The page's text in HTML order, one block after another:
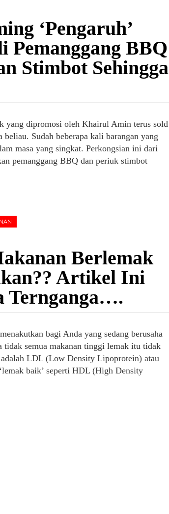
‘Pengaruh’
Pemanggang BBQ
Stimbot Sehingga
yang dipromosi oleh Khairul Amin terus sold
Sudah beberapa kali barangan yang
masa yang singkat. Perkongsian ini dari
pemanggang BBQ dan periuk stimbot
Berlemak
Artikel Ini
Ternganga….
bagi Anda yang sedang berusaha
tidak semua makanan tinggi lemak itu tidak
LDL (Low Density Lipoprotein) atau
baik’ seperti HDL (High Density